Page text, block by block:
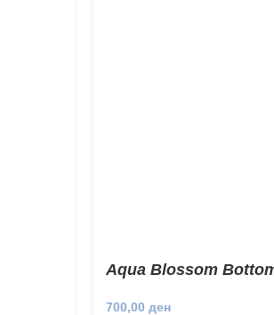
Aqua Blossom
700,00 ден